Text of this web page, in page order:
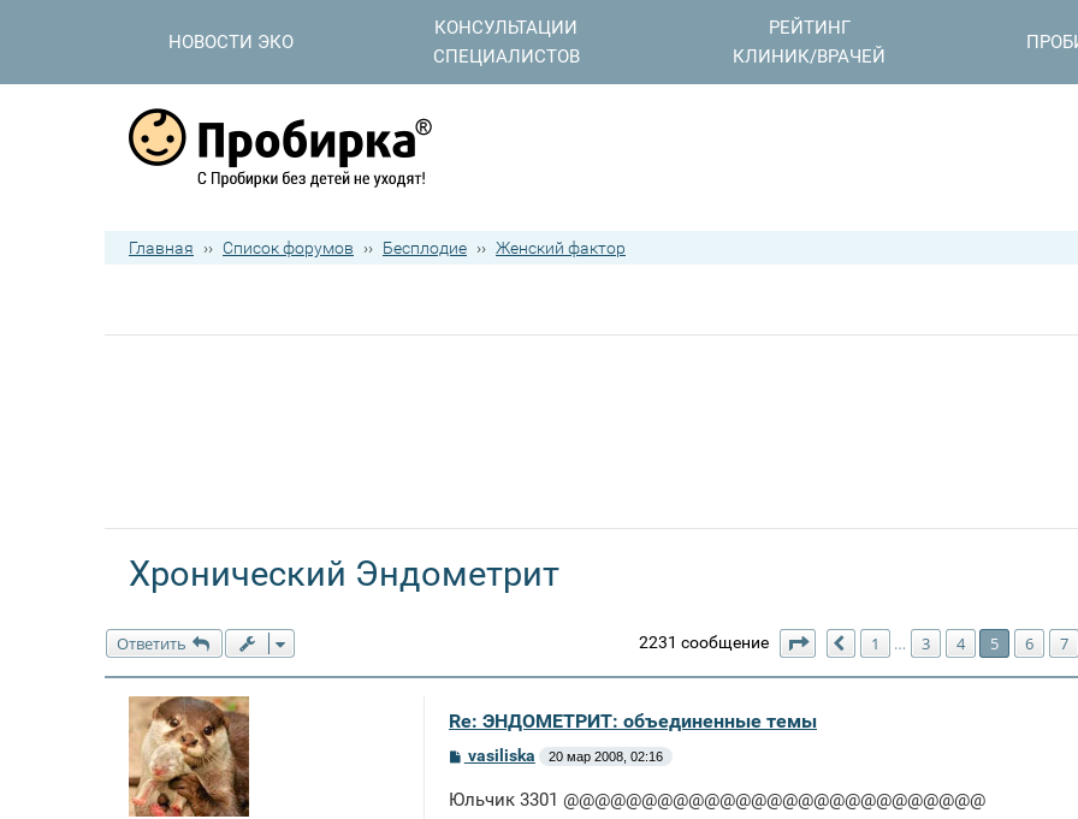
НОВОСТИ ЭКО
КОНСУЛЬТАЦИИ
СПЕЦИАЛИСТОВ
РЕЙТИНГ
КЛИНИК/ВРАЧЕЙ
Главная ›› Список форумов ›› Бесплодие ›› Женский фактор
Хронический Эндометрит
Ответить 2231 сообщение Страница 5из 64
Пред.
1 … 3 4 5 6 7
Re: ЭНДОМЕТРИТ: объединенные темы
С
б
vasiliska 20 мар 2008, 02:16
Юльчик 3301 @@@@@@@@@@@@@@@@@@@@@@@@@@@